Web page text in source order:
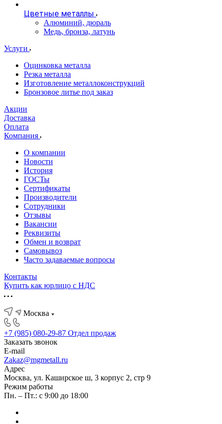
Цветные металлы
Алюминий, дюраль
Медь, бронза, латунь
Услуги
Оцинковка металла
Резка металла
Изготовление металлоконструкций
Бронзовое литье под заказ
Акции
Доставка
Оплата
Компания
О компании
Новости
История
ГОСТы
Сертификаты
Производители
Сотрудники
Отзывы
Вакансии
Реквизиты
Обмен и возврат
Самовывоз
Часто задаваемые вопросы
Контакты
Купить как юрлицо с НДС
Москва
+7 (985) 080-29-87 Отдел продаж
Заказать звонок
E-mail
Zakaz@mgmetall.ru
Адрес
Москва, ул. Каширское ш, 3 корпус 2, стр 9
Режим работы
Пн. – Пт.: с 9:00 до 18:00